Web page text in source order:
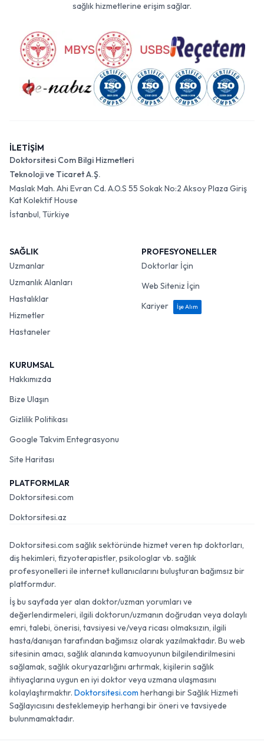
sağlık hizmetlerine erişim sağlar.
İLETİŞİM
Doktorsitesi Com Bilgi Hizmetleri
Teknoloji ve Ticaret A.Ş.
Maslak Mah. Ahi Evran Cd. A.O.S 55 Sokak No:2 Aksoy Plaza Giriş
Kat Kolektif House
İstanbul, Türkiye
SAĞLIK
Uzmanlar
Uzmanlık Alanları
Hastalıklar
Hizmetler
Hastaneler
PROFESYONELLER
Doktorlar İçin
Web Siteniz İçin
Kariyer
İşe Alım
KURUMSAL
Hakkımızda
Bize Ulaşın
Gizlilik Politikası
Google Takvim Entegrasyonu
Site Haritası
PLATFORMLAR
Doktorsitesi.com
Doktorsitesi.az
Doktorsitesi.com sağlık sektöründe hizmet veren tıp doktorları,
diş hekimleri, fizyoterapistler, psikologlar vb. sağlık
profesyonelleri ile internet kullanıcılarını buluşturan bağımsız bir
platformdur.
İş bu sayfada yer alan doktor/uzman yorumları ve
değerlendirmeleri, ilgili doktorun/uzmanın doğrudan veya dolaylı
emri, talebi, önerisi, tavsiyesi ve/veya ricası olmaksızın, ilgili
hasta/danışan tarafından bağımsız olarak yazılmaktadır. Bu web
sitesinin amacı, sağlık alanında kamuoyunun bilgilendirilmesini
sağlamak, sağlık okuryazarlığını artırmak, kişilerin sağlık
ihtiyaçlarına uygun en iyi doktor veya uzmana ulaşmasını
kolaylaştırmaktır. Doktorsitesi.com herhangi bir Sağlık Hizmeti
Sağlayıcısını desteklemeyip herhangi bir öneri ve tavsiyede
bulunmamaktadır.